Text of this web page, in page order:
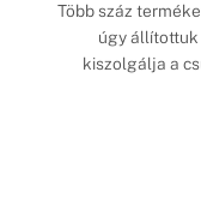
Több száz
úgy állítottuk
kiszolgálja a